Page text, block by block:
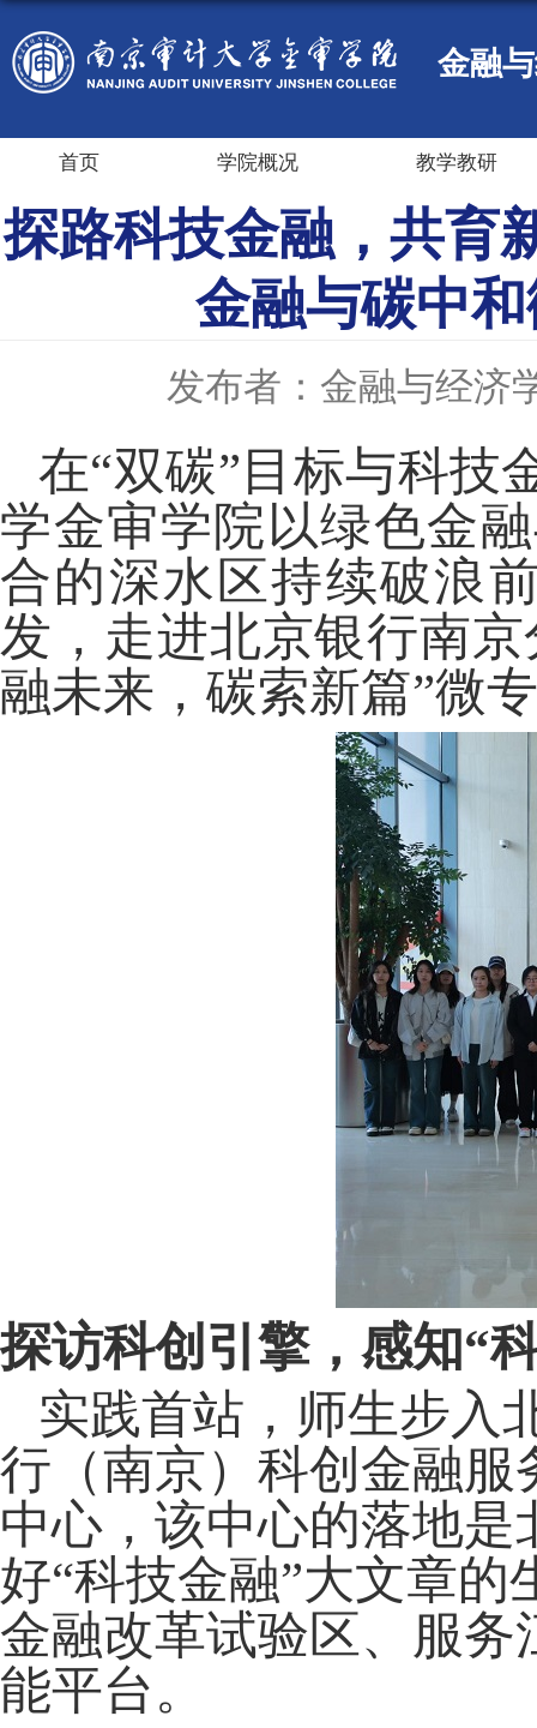
金融
首页 学院概况 教学教研
探路科技金融，共育
金融与碳中
发布者：金融与经济
在“双碳”目标与科技
学金审学院以绿色金
合的深水区持续破浪
发，走进北京银行南
融未来，碳索新篇”微
探访科创引擎，感知“
实践首站，师生步入
行（南京）科创金融
中心，该中心的落地是
好“科技金融”大文章
金融改革试验区、服
能平台。